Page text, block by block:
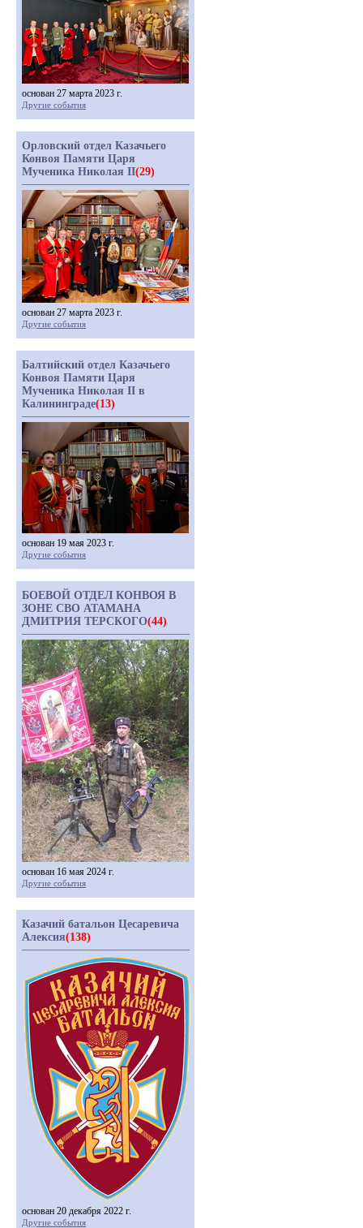
основан 27 марта 2023 г.
Другие события
Орловский отдел Казачьего
Конвоя Памяти Царя
Мученика Николая II(29)
основан 27 марта 2023 г.
Другие события
Балтийский отдел Казачьего
Конвоя Памяти Царя
Мученика Николая II в
Калининграде(13)
основан 19 мая 2023 г.
Другие события
БОЕВОЙ ОТДЕЛ КОНВОЯ В
ЗОНЕ СВО АТАМАНА
ДМИТРИЯ ТЕРСКОГО(44)
основан 16 мая 2024 г.
Другие события
Казачий батальон Цесаревича
Алексия(138)
основан 20 декабря 2022 г.
Другие события